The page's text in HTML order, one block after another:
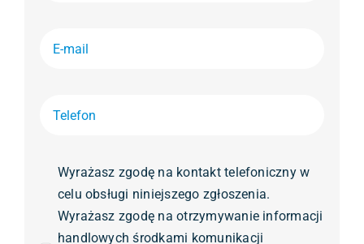
Wyrażasz zgodę na kontakt telefoniczny w
celu obsługi niniejszego zgłoszenia.
Wyrażasz zgodę na otrzymywanie informacji
handlowych środkami komunikacji